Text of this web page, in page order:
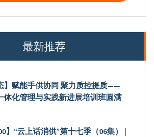
最新推荐
】赋能手供协同 聚力质控提质——
体化管理与实践新进展培训班圆满
】“云上话消供”第十七季（06集） |